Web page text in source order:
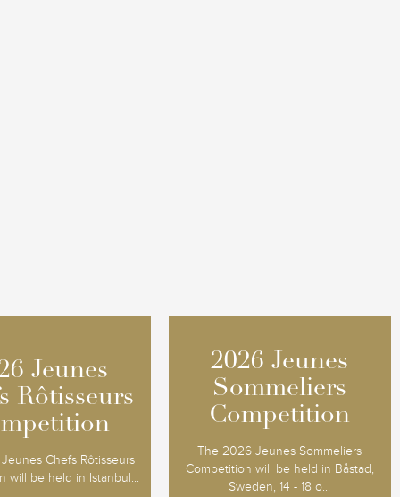
Jeunes
Rôtisseurs
Chefs Rôtisseurs
will be held in Istanbul...
Jeunes
Rôtisseurs
2026 Jeunes
Sommeliers
Competition
The 2026 Jeunes Sommeliers
Competition will be held in Båstad,
Sweden, 14 - 18 o...
2026 Jeunes
Sommeliers
Competition